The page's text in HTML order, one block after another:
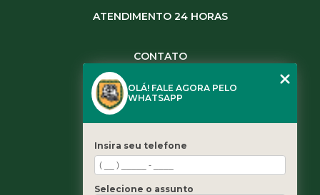
ATENDIMENTO 24 HORAS
CONTATO
(11) 3461-5871
contato@leaoservicos.com.br
Home
OLÁ! FALE AGORA PELO
WHATSAPP
Insira seu telefone
Selecione o assunto